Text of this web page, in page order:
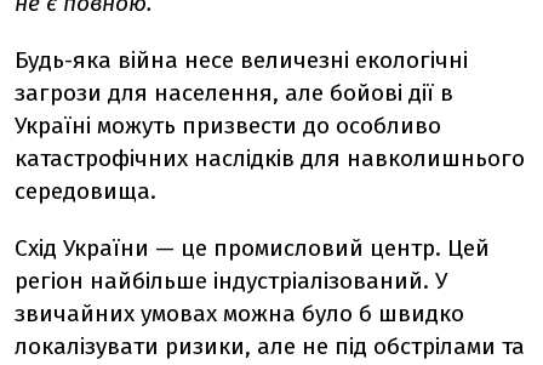
Будь-яка війна несе величезні екологічні
загрози для населення, але бойові дії в
Україні можуть призвести до особливо
катастрофічних наслідків для навколишнього
середовища.
Схід України — це промисловий центр. Цей
регіон найбільше індустріалізований. У
звичайних умовах можна було б швидко
локалізувати ризики, але не під обстрілами та